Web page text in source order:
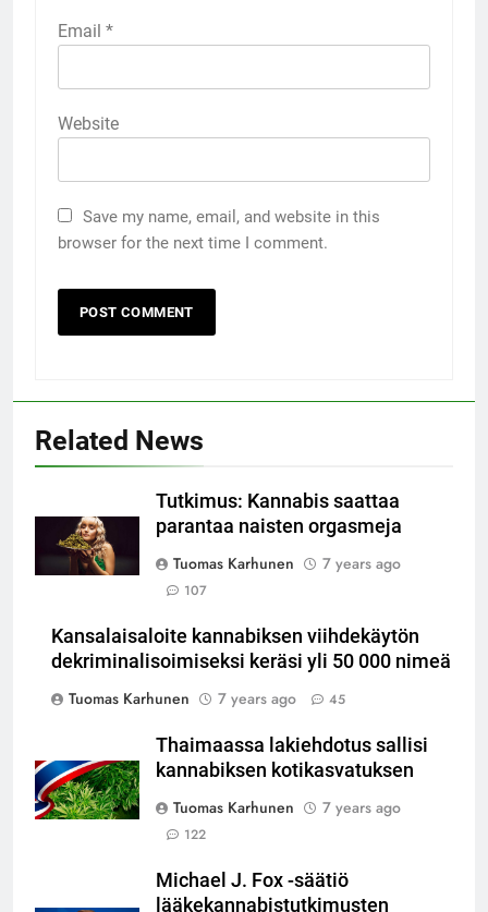
Email *
Website
Save my name, email, and website in this
browser for the next time I comment.
Related News
Tutkimus: Kannabis saattaa
parantaa naisten orgasmeja
Tuomas Karhunen
7 years ago
107
Kansalaisaloite kannabiksen viihdekäytön
dekriminalisoimiseksi keräsi yli 50 000 nimeä
Tuomas Karhunen
7 years ago 45
Thaimaassa lakiehdotus sallisi
kannabiksen kotikasvatuksen
Tuomas Karhunen
7 years ago
122
Michael J. Fox -säätiö
lääkekannabistutkimusten